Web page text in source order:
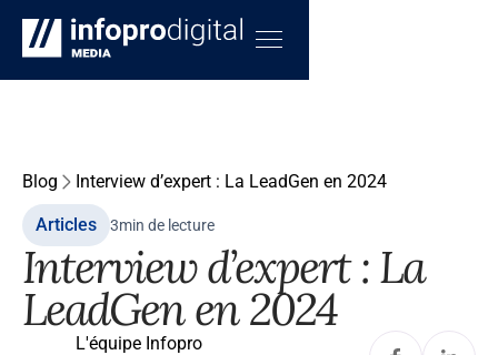
Blog Interview d’expert : La LeadGen en 2024
Articles 3min de lecture
Interview d’expert : La
LeadGen en 2024
L'équipe Infopro